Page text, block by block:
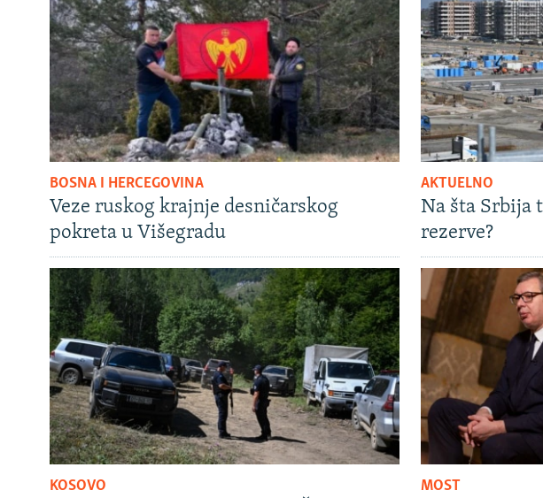
BOSNA I HERCEGOVINA
Veze ruskog krajnje desničarskog
pokreta u Višegradu
AKTUELNO
Na šta Srbija
rezerve?
KOSOVO MOST